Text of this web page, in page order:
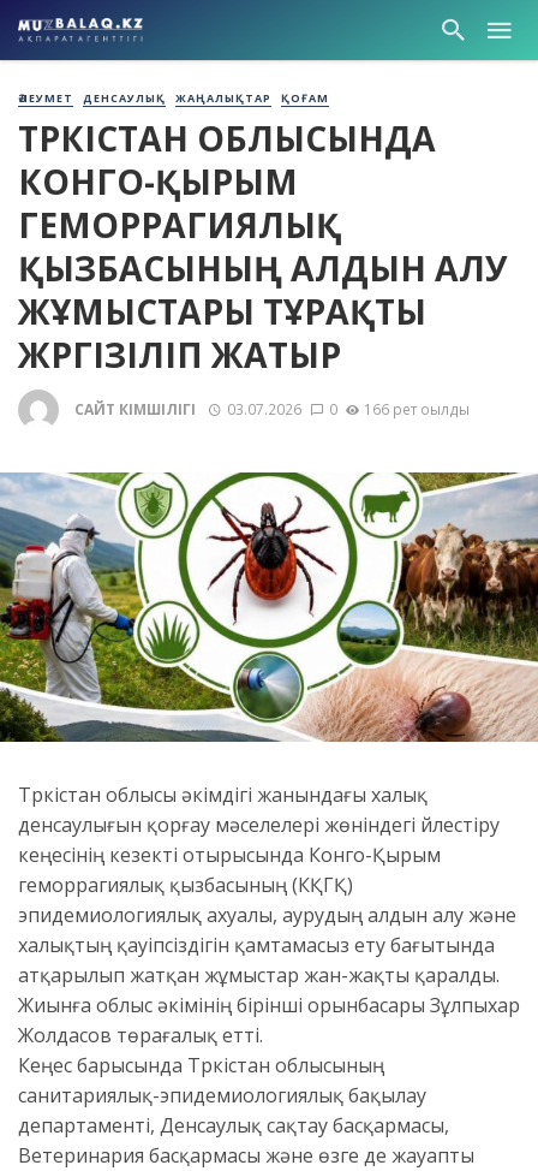
ӘЛЕУМЕТ ДЕНСАУЛЫҚ ЖАҢАЛЫҚТАР ҚОҒАМ
ТҮРКІСТАН ОБЛЫСЫНДА
КОНГО-ҚЫРЫМ
ГЕМОРРАГИЯЛЫҚ
ҚЫЗБАСЫНЫҢ АЛДЫН АЛУ
ЖҰМЫСТАРЫ ТҰРАҚТЫ
ЖҮРГІЗІЛІП ЖАТЫР
САЙТ ӘКІМШІЛІГІ 03.07.2026 0 166 рет оқылды
Түркістан облысы әкімдігі жанындағы халық
денсаулығын қорғау мәселелері жөніндегі үйлестіру
кеңесінің кезекті отырысында Конго-Қырым
геморрагиялық қызбасының (КҚГҚ)
эпидемиологиялық ахуалы, аурудың алдын алу және
халықтың қауіпсіздігін қамтамасыз ету бағытында
атқарылып жатқан жұмыстар жан-жақты қаралды.
Жиынға облыс әкімінің бірінші орынбасары Зұлпыхар
Жолдасов төрағалық етті.
Кеңес барысында Түркістан облысының
санитариялық-эпидемиологиялық бақылау
департаменті, Денсаулық сақтау басқармасы,
Ветеринария басқармасы және өзге де жауапты